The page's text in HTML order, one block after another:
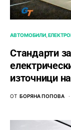
АВТОМОБИЛИ
Стандарти
източници
ОТ БОРЯНА ПОПОВА